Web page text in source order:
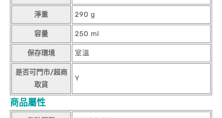
淨重 290 g
容量 250 ml
保存環境 室溫
是否可門市/超商
取貨
Y
商品屬性